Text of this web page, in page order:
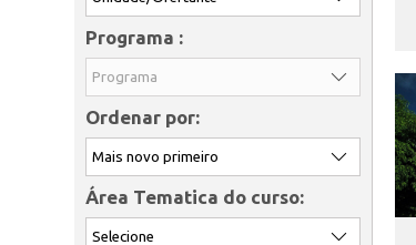
Programa :
Ordenar por:
Área Tematica do curso: